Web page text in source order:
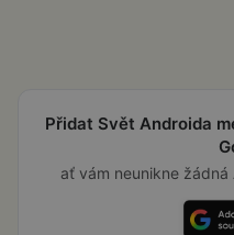
Přidat Svět Androida
ať vám neunikne